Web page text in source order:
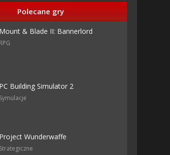
Polecane gry
Mount & Blade II: Bannerlord
RPG
PC Building Simulator 2
Symulacje
Project Wunderwaffe
Strategiczne